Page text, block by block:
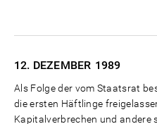
12. DEZEMBER 1989
Als Folge der vom Staatsrat
die ersten Häftlinge
Kapitalverbrechen und andere